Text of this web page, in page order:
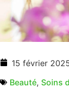
15 février
Beauté, Soins